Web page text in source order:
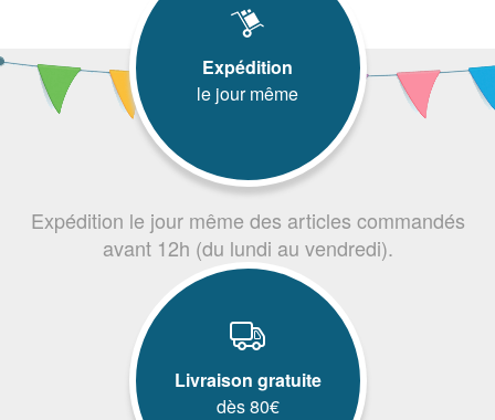
Expédition
le jour même
Expédition le jour même des articles commandés
avant 12h (du lundi au vendredi).
Livraison gratuite
dès 80€